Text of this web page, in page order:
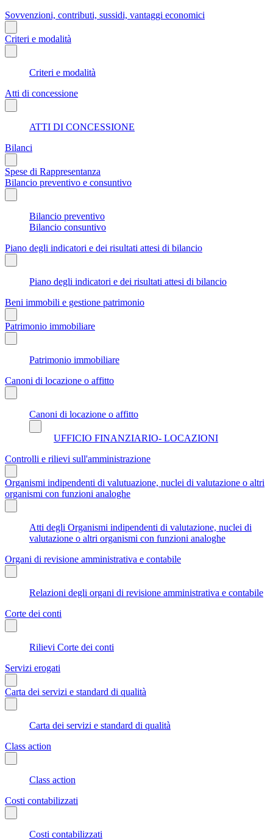
Sovvenzioni, contributi, sussidi, vantaggi economici
Criteri e modalità
Criteri e modalità
Atti di concessione
ATTI DI CONCESSIONE
Bilanci
Spese di Rappresentanza
Bilancio preventivo e consuntivo
Bilancio preventivo
Bilancio consuntivo
Piano degli indicatori e dei risultati attesi di bilancio
Piano degli indicatori e dei risultati attesi di bilancio
Beni immobili e gestione patrimonio
Patrimonio immobiliare
Patrimonio immobiliare
Canoni di locazione o affitto
Canoni di locazione o affitto
UFFICIO FINANZIARIO- LOCAZIONI
Controlli e rilievi sull'amministrazione
Organismi indipendenti di valutuazione, nuclei di valutazione o altri
organismi con funzioni analoghe
Atti degli Organismi indipendenti di valutazione, nuclei di
valutazione o altri organismi con funzioni analoghe
Organi di revisione amministrativa e contabile
Relazioni degli organi di revisione amministrativa e contabile
Corte dei conti
Rilievi Corte dei conti
Servizi erogati
Carta dei servizi e standard di qualità
Carta dei servizi e standard di qualità
Class action
Class action
Costi contabilizzati
Costi contabilizzati